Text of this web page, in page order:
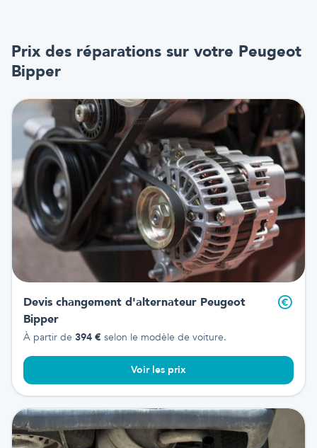
Prix des réparations sur votre Peugeot
Bipper
Devis changement d'alternateur Peugeot
Bipper
À partir de 394 € selon le modèle de voiture.
Voir les prix